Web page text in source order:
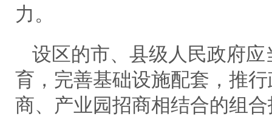
力。
设区的市、县级人民政府
育，完善基础设施配套，推
商、产业园招商相结合的组